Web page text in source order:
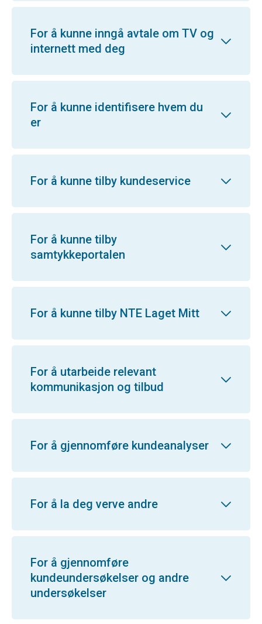
For å kunne inngå avtale om TV og
internett med deg
For å kunne identifisere hvem du
er
For å kunne tilby kundeservice
For å kunne tilby
samtykkeportalen
For å kunne tilby NTE Laget Mitt
For å utarbeide relevant
kommunikasjon og tilbud
For å gjennomføre kundeanalyser
For å la deg verve andre
For å gjennomføre
kundeundersøkelser og andre
undersøkelser